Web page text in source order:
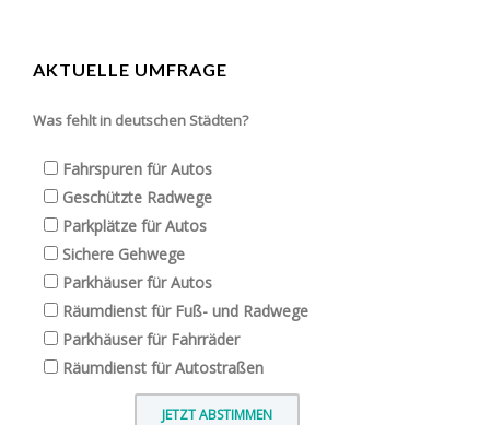
AKTUELLE UMFRAGE
Was fehlt in deutschen Städten?
Fahrspuren für Autos
Geschützte Radwege
Parkplätze für Autos
Sichere Gehwege
Parkhäuser für Autos
Räumdienst für Fuß- und Radwege
Parkhäuser für Fahrräder
Räumdienst für Autostraßen